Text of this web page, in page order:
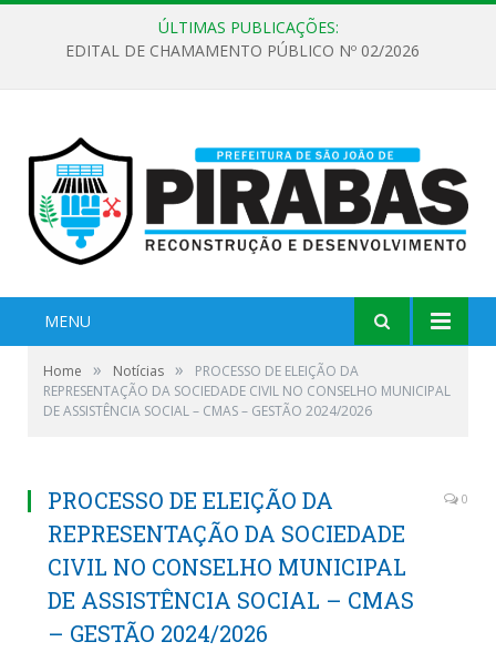
ÚLTIMAS PUBLICAÇÕES:
EDITAL DE CHAMAMENTO PÚBLICO Nº 02/2026
MENU
Home » Notícias »
PROCESSO DE ELEIÇÃO DA
REPRESENTAÇÃO DA SOCIEDADE CIVIL NO CONSELHO MUNICIPAL
DE ASSISTÊNCIA SOCIAL – CMAS – GESTÃO 2024/2026
PROCESSO DE ELEIÇÃO DA
REPRESENTAÇÃO DA SOCIEDADE
CIVIL NO CONSELHO MUNICIPAL
DE ASSISTÊNCIA SOCIAL – CMAS
– GESTÃO 2024/2026
0